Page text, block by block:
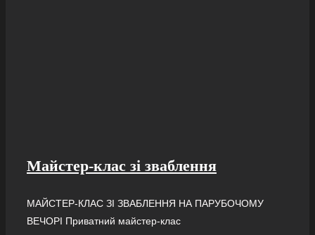
Майстер-клас зі зваблення
МАЙСТЕР-КЛАС ЗІ ЗВАБЛЕННЯ НА ПАРУБОЧОМУ
ВЕЧОРІ Приватний майстер-клас